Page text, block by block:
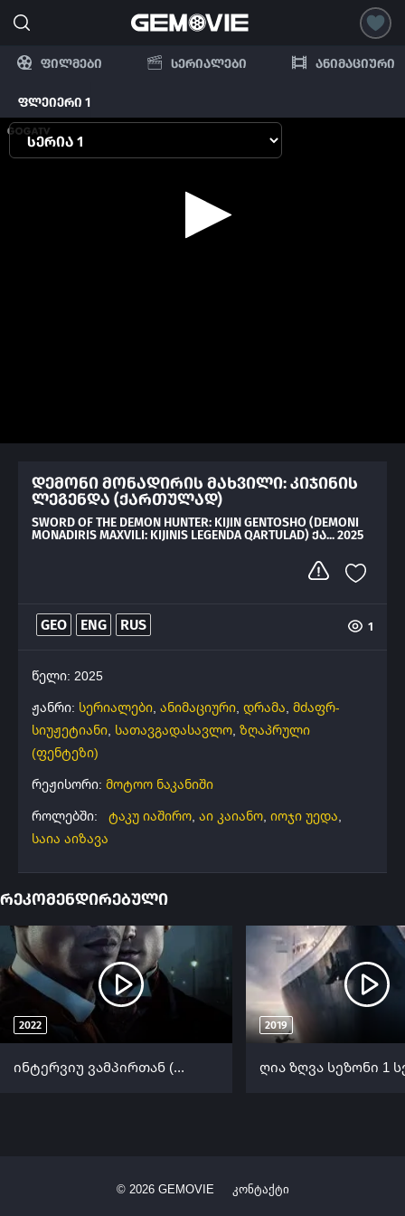
ფილმები სერიალები ანიმაციური
ფლეიერი 1
დემონი მონადირის მახვილი: კიჯინის
ლეგენდა (ქართულად)
SWORD OF THE DEMON HUNTER: KIJIN GENTOSHO (DEMONI
MONADIRIS MAXVILI: KIJINIS LEGENDA QARTULAD) ᲥᲐ... 2025
GEO ENG RUS 1
წელი: 2025
ჟანრი: სერიალები, ანიმაციური, დრამა, მძაფრ-
სიუჟეტიანი, სათავგადასავლო, ზღაპრული
(ფენტეზი)
რეჟისორი: მოტოო ნაკანიში
როლებში:
ტაკუ იაშირო, აი კაიანო, იოჯი უედა,
საია აიზავა
რეკომენდირებული
2022
ინტერვიუ ვამპირთან (ქართულად) / Interview with the Vampire (Interviu Vampirebtan Qartulad) ქართულად 2022
2019
© 2026GEMOVIE კონტაქტი